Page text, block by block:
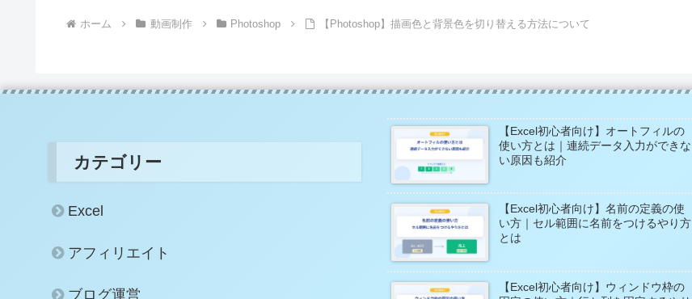
ホーム 動画制作 Photoshop 【Photoshop】描画色と背景色を切り替える方法について
カテゴリー
Excel
アフィリエイト
ブログ運営
【Excel初心者向け】オートフィルの
使い方とは｜連続データ入力ができな
い原因も紹介
【Excel初心者向け】名前の定義の使
い方｜セル範囲に名前をつけるやり方
とは
【Excel初心者向け】ウィンドウ枠の